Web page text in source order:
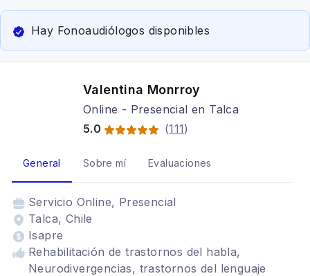
Hay Fonoaudiólogos disponibles
Valentina Monrroy
Online - Presencial en Talca
5.0
(111)
General Sobre mí Evaluaciones
Servicio Online, Presencial
Talca, Chile
Isapre
Rehabilitación de trastornos del habla,
Neurodivergencias, trastornos del lenguaje